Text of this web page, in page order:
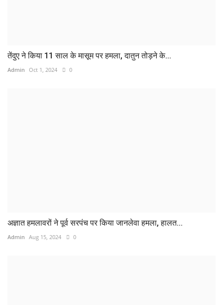
तेंदुए ने किया 11 साल के मासूम पर हमला, दातुन तोड़ने के...
Admin Oct 1, 2024 0
अज्ञात हमलावरों ने पूर्व सरपंच पर किया जानलेवा हमला, हालत...
Admin Aug 15, 2024 0